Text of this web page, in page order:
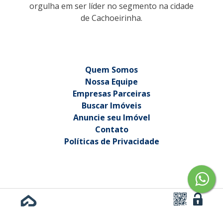
orgulha em ser líder no segmento na cidade
de Cachoeirinha.
Quem Somos
Nossa Equipe
Empresas Parceiras
Buscar Imóveis
Anuncie seu Imóvel
Contato
Políticas de Privacidade